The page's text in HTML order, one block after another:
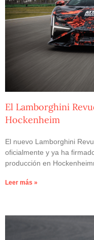
El Lamborghini
Hockenheim
El nuevo Lamborghini
oficialmente y ya ha
producción en
Leer más »